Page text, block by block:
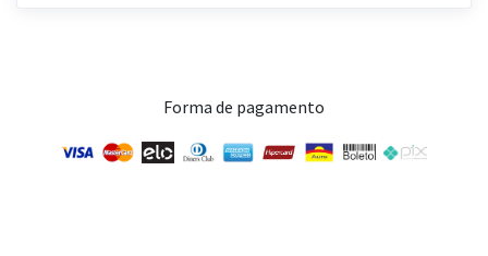
Forma de pagamento